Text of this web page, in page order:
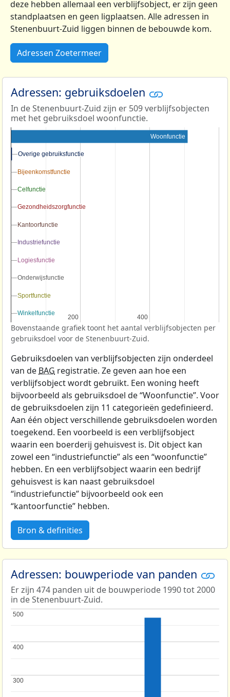
deze hebben allemaal een verblijfsobject, er zijn geen
standplaatsen en geen ligplaatsen. Alle adressen in
Stenenbuurt-Zuid liggen binnen de bebouwde kom.
Adressen Zoetermeer
Adressen: gebruiksdoelen
In de Stenenbuurt-Zuid zijn er 509 verblijfsobjecten
met het gebruiksdoel woonfunctie.
200
200 400
400
Woonfunctie
Overige gebruiksfunctie
Overige gebruiksfunctie
Bijeenkomstfunctie
Bijeenkomstfunctie
Celfunctie
Celfunctie
Gezondheidszorgfunctie
Gezondheidszorgfunctie
Kantoorfunctie
Kantoorfunctie
Industriefunctie
Industriefunctie
Logiesfunctie
Logiesfunctie
Onderwijsfunctie
Onderwijsfunctie
Sportfunctie
Sportfunctie
Winkelfunctie
Winkelfunctie
Bovenstaande grafiek toont het aantal verblijfsobjecten per
gebruiksdoel voor de Stenenbuurt-Zuid.
Gebruiksdoelen van verblijfsobjecten zijn onderdeel
van de BAG registratie. Ze geven aan hoe een
verblijfsobject wordt gebruikt. Een woning heeft
bijvoorbeeld als gebruiksdoel de “Woonfunctie”. Voor
de gebruiksdoelen zijn 11 categorieën gedefinieerd.
Aan één object verschillende gebruiksdoelen worden
toegekend. Een voorbeeld is een verblijfsobject
waarin een boerderij gehuisvest is. Dit object kan
zowel een “industriefunctie” als een “woonfunctie”
hebben. En een verblijfsobject waarin een bedrijf
gehuisvest is kan naast gebruiksdoel
“industriefunctie” bijvoorbeeld ook een
“kantoorfunctie” hebben.
Bron & definities
Adressen: bouwperiode van panden
Er zijn 474 panden uit de bouwperiode 1990 tot 2000
in de Stenenbuurt-Zuid.
300
300
400
400
500
500